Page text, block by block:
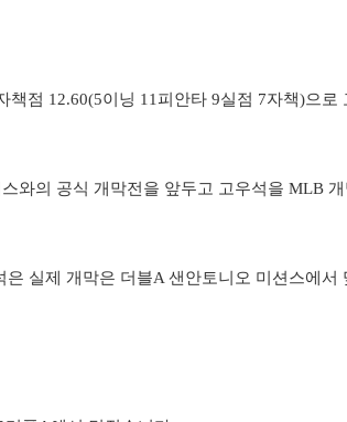
점 12.60(5이닝 11피안타 9실점 7자책)으로
와의 공식 개막전을 앞두고 고우석을 MLB 개
실제 개막은 더블A 샌안토니오 미션스에서